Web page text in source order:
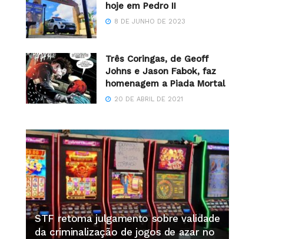
hoje em Pedro II
8 DE JUNHO DE 2023
Três Coringas, de Geoff
Johns e Jason Fabok, faz
homenagem a Piada Mortal
20 DE ABRIL DE 2021
STF retoma julgamento sobre validade
da criminalização de jogos de azar no